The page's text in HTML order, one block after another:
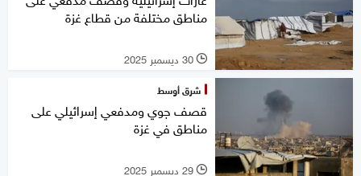
مناطق مختلفة من قطاع غزة
l 30 ديسمبر 2025
شرق أوسط
قصف جوي ومدفعي إسرائيلي على
مناطق في غزة
l 29 ديسمبر 2025